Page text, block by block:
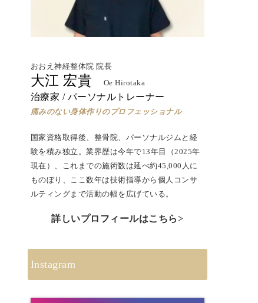
おおえ神経整体院 院長
大江 宏貴 Oe Hirotaka
治療家 / パーソナルトレーナー
痛みのない身体作りのプロフェッショナル
国家資格取得後、 整骨院、パーソナルジムと経
験を積み独立。 業界歴は今年で13年目（2025年
現在）、
これまでの施術数は延べ約45,000人に
ものぼり、ここ数年は技術指導から個人コンサ
ルティングまで活動の幅を広げている。
詳しいプロフィールはこちら>
Instagram